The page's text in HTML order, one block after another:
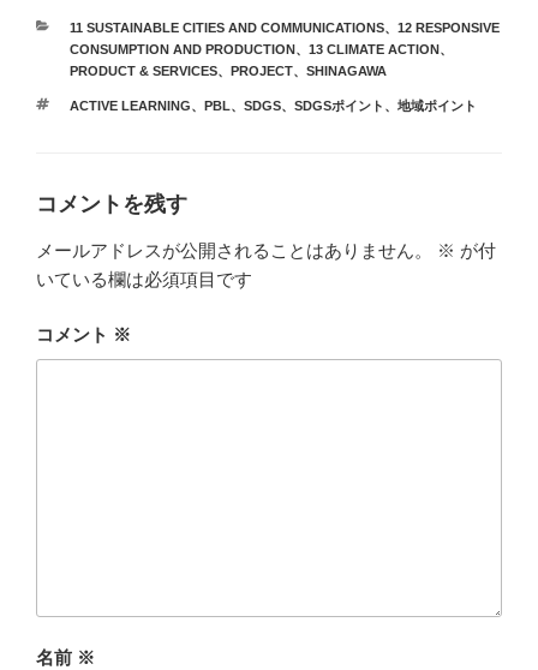
カ
テ
ゴ
ー
11 SUSTAINABLE CITIES AND COMMUNICATIONS、 12 RESPONSIVE
CONSUMPTION AND PRODUCTION 、 13 CLIMATE ACTION 、
PRODUCT & SERVICES、 PROJECT、 SHINAGAWA
タ
ACTIVE LEARNING、 PBL、 SDGS、 SDGSポイント 、 地域ポイント
コメントを残す
メールアドレスが公開されることはありません。 ※ が付
いている欄は必須項目です
コメント ※
名前 ※